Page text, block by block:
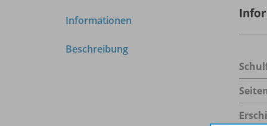
Informationen
Beschreibung